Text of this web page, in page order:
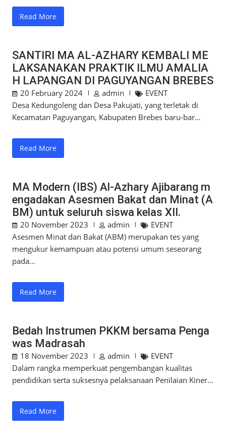
Read More
SANTIRI MA AL-AZHARY KEMBALI ME
LAKSANAKAN PRAKTIK ILMU AMALIA
H LAPANGAN DI PAGUYANGAN BREBES
20 February 2024 admin
EVENT
Desa Kedungoleng dan Desa Pakujati, yang terletak di
Kecamatan Paguyangan, Kabupaten Brebes baru-bar…
Read More
MA Modern (IBS) Al-Azhary Ajibarang m
engadakan Asesmen Bakat dan Minat (A
BM) untuk seluruh siswa kelas XII.
20 November 2023 admin
EVENT
Asesmen Minat dan Bakat (ABM) merupakan tes yang
mengukur kemampuan atau potensi umum seseorang
pada…
Read More
Bedah Instrumen PKKM bersama Penga
was Madrasah
18 November 2023 admin
EVENT
Dalam rangka memperkuat pengembangan kualitas
pendidikan serta suksesnya pelaksanaan Penilaian Kiner…
Read More